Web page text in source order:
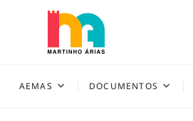
AEMAS DOCUMENTOS